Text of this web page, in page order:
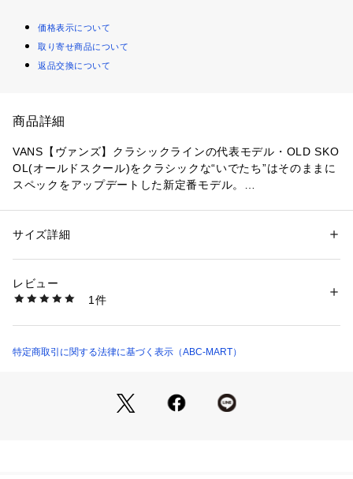
価格表示について
取り寄せ商品について
返品交換について
商品詳細
VANS【ヴァンズ】クラシックラインの代表モデル・OLD SKO
OL(オールドスクール)をクラシックな“いでたち”はそのままに
スペックをアップデートした新定番モデル。
をルッキングはそのままに従来のモデルより軽量化されていま
H」を搭載。履き心地もアップデートされています。
ではございません。またご交換対応含め、こちらによる商品選
ざいます。またそちらに伴う商品の選択は出来ませんので予め
性別：レディース
素材：合成繊維・天然皮革(スエード)、キャンバス
洗濯：-
※詳しい洗濯方法については、商品の品質表示タグをご覧ください
5564360003 （ショップ）
サイズ詳細
レビュー
1件
特定商取引に関する法律に基づく表示（ABC-MART）